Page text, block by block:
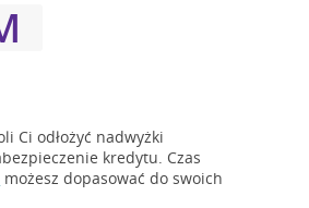
Ci odłożyć nadwyżki
kredytu. Czas
możesz dopasować do swoich